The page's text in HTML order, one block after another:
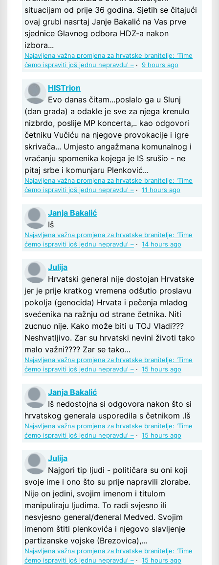
situacijam od prije 36 godina. Sjetih se čitajući
ovaj grubi nasrtaj Janje Bakalić na Vas prve
sjednice Glavnog odbora HDZ-a nakon
izbora...
Najavljena važna promjena za hrvatske branitelje: 'Time
ćemo ispraviti još jednu nepravdu' – · 9 hours ago
HISTrion
Evo danas čitam...poslalo ga u Slunj
(dan grada) a odakle je sve za njega krenulo
nizbrdo, poslije MP koncerta,.. kao odgovori
četniku Vučiću na njegove provokacije i igre
skrivača... Umjesto angažmana komunalnog i
vraćanju spomenika kojega je IS srušio - ne
pitaj srbe i komunjaru Plenković...
Najavljena važna promjena za hrvatske branitelje: 'Time
ćemo ispraviti još jednu nepravdu' – · 11 hours ago
Janja Bakalić
Iš
Najavljena važna promjena za hrvatske branitelje: 'Time
ćemo ispraviti još jednu nepravdu' – · 14 hours ago
Julija
Hrvatski general nije dostojan Hrvatske
jer je prije kratkog vremena odšutio proslavu
pokolja (genocida) Hrvata i pečenja mladog
svećenika na ražnju od strane četnika. Niti
zucnuo nije. Kako može biti u TOJ Vladi???
Neshvatljivo. Zar su hrvatski nevini životi tako
malo važni???? Zar se tako...
Najavljena važna promjena za hrvatske branitelje: 'Time
ćemo ispraviti još jednu nepravdu' – · 15 hours ago
Janja Bakalić
Iš nedostojna si odgovora nakon što si
hrvatskog generala usporedila s četnikom .Iš
Najavljena važna promjena za hrvatske branitelje: 'Time
ćemo ispraviti još jednu nepravdu' – · 15 hours ago
Julija
Najgori tip ljudi - političara su oni koji
svoje ime i ono što su prije napravili zlorabe.
Nije on jedini, svojim imenom i titulom
manipuliraju ljudima. To radi svjesno ili
nesvjesno general/đeneral Medved. Svojim
imenom štiti plenkovića i njegovo slavljenje
partizanske vojske (Brezovica),...
Najavljena važna promjena za hrvatske branitelje: 'Time
ćemo ispraviti još jednu nepravdu' – · 15 hours ago